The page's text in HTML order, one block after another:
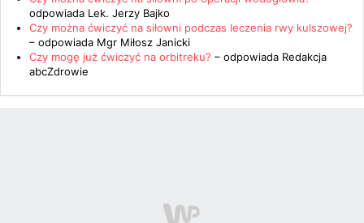
odpowiada Lek. Jerzy Bajko
Czy można ćwiczyć na siłowni podczas leczenia rwy kulszowej?
– odpowiada Mgr Miłosz Janicki
Czy mogę już ćwiczyć na orbitreku? – odpowiada Redakcja
abcZdrowie